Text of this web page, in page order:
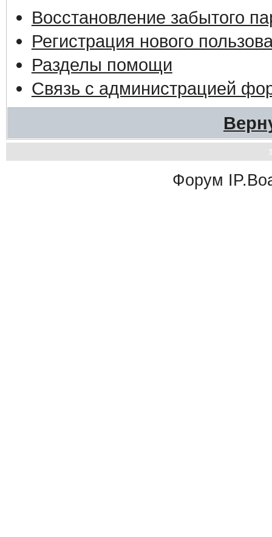
Восстановление забытого
Регистрация нового
Разделы помощи
Связь с администрацией
Форум